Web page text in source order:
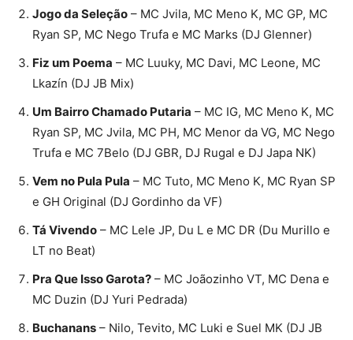
Jogo da Seleção – MC Jvila, MC Meno K, MC GP, MC
Ryan SP, MC Nego Trufa e MC Marks (DJ Glenner)
Fiz um Poema – MC Luuky, MC Davi, MC Leone, MC
Lkazín (DJ JB Mix)
Um Bairro Chamado Putaria – MC IG, MC Meno K, MC
Ryan SP, MC Jvila, MC PH, MC Menor da VG, MC Nego
Trufa e MC 7Belo (DJ GBR, DJ Rugal e DJ Japa NK)
Vem no Pula Pula – MC Tuto, MC Meno K, MC Ryan SP
e GH Original (DJ Gordinho da VF)
Tá Vivendo – MC Lele JP, Du L e MC DR (Du Murillo e
LT no Beat)
Pra Que Isso Garota? – MC Joãozinho VT, MC Dena e
MC Duzin (DJ Yuri Pedrada)
Buchanans – Nilo, Tevito, MC Luki e Suel MK (DJ JB